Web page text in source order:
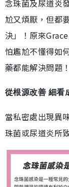
念珠菌及尿道炎
尬又煩厭，但都
決」！原來
怕尷尬不懂得如
藥都能解決問題
從根源改善 細看
當私密處出現異
珠菌或尿道炎所